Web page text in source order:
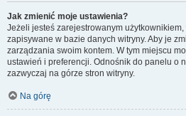
Jak zmienić moje ustawienia?
Jeżeli jesteś zarejestrowanym
zapisywane w bazie danych witryny. Aby je
zarządzania swoim kontem. W tym miejscu
ustawień i preferencji. Odnośnik do panelu o
zazwyczaj na górze stron witryny.
Na górę